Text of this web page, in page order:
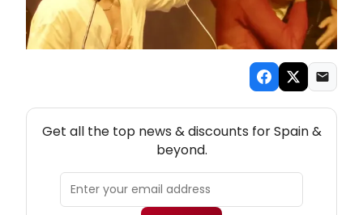
Get all the top news & discounts for Spain &
beyond.